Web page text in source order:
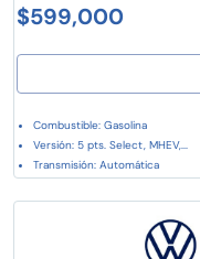
$599,000
Combustible: Gasolina
Versión: 5 pts. Select, MHEV,...
Transmisión: Automática